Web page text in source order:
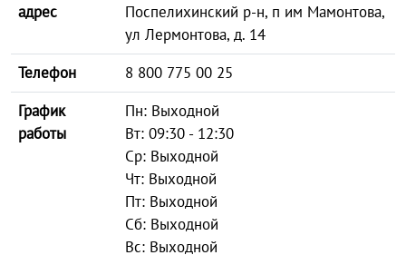
адрес
Поспелихинский р-н, п им Мамонтова,
ул Лермонтова, д. 14
Телефон
8 800 775 00 25
График
работы
Пн: Выходной
Вт: 09:30 - 12:30
Ср: Выходной
Чт: Выходной
Пт: Выходной
Сб: Выходной
Вс: Выходной